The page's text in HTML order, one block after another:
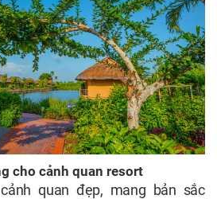
cho cảnh quan resort
quan đẹp, mang bản sắc